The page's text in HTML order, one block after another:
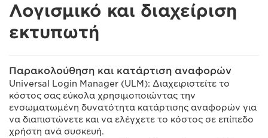
Λογισμικό και διαχείριση
εκτυπωτή
Παρακολούθηση και κατάρτιση αναφορών
Universal Login Manager (ULM): Διαχειριστείτε το
κόστος σας εύκολα χρησιμοποιώντας την
ενσωματωμένη δυνατότητα κατάρτισης αναφορών για
να διαπιστώνετε και να ελέγχετε το κόστος σε επίπεδο
χρήστη ανά συσκευή.